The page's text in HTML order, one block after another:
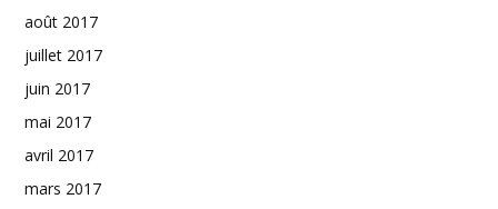
août 2017
juillet 2017
juin 2017
mai 2017
avril 2017
mars 2017